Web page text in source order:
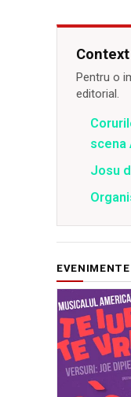
Pentru o
editorial.
scena
Josu